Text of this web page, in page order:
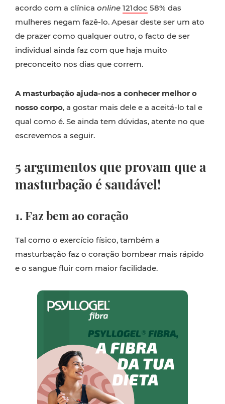
acordo com a clínica online 121doc 58% das
mulheres negam fazê-lo. Apesar deste ser um ato
de prazer como qualquer outro, o facto de ser
individual ainda faz com que haja muito
preconceito nos dias que correm.
A masturbação ajuda-nos a conhecer melhor o
nosso corpo, a gostar mais dele e a aceitá-lo tal e
qual como é. Se ainda tem dúvidas, atente no que
escrevemos a seguir.
5 argumentos que provam que a
masturbação é saudável!
1. Faz bem ao coração
Tal como o exercício físico, também a
masturbação faz o coração bombear mais rápido
e o sangue fluir com maior facilidade.